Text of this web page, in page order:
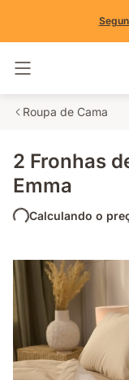
Roupa de Cama
2 Fronhas
Emma
Calculando o